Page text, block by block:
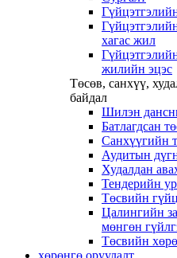
хагас жил
жилийн эцэс
Төсөв, санхүү,
байдал
Шилэн
Батлагдсан
Санхүүгийн
Аудитын
Худалдан
Тендерийн
Төсвийн
Цалингийн
мөнгөн
Төсвийн
хөрөнгө оруулалт